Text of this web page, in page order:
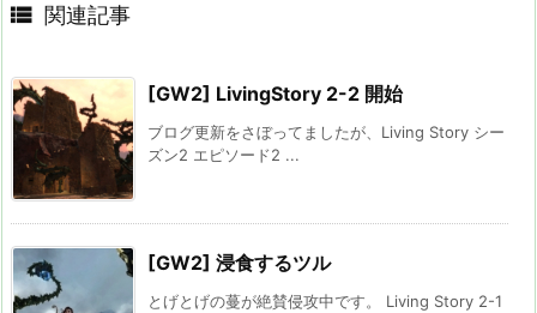
 関連記事
[GW2] LivingStory 2-2 開始
ブログ更新をさぼってましたが、Living Story シー
ズン2 エピソード2 ...
[GW2] 浸食するツル
とげとげの蔓が絶賛侵攻中です。 Living Story 2-1